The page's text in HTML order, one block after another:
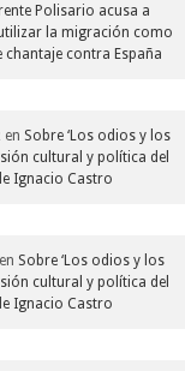
Polisario acusa a
la migración como
contra España
en Sobre ‘Los odios y los
cultural y política del
Ignacio Castro
en Sobre ‘Los odios y los
cultural y política del
Ignacio Castro